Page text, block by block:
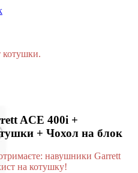
котушки.
ACE 400i +
+ Чохол на блок
навушники Garrett
на котушку!